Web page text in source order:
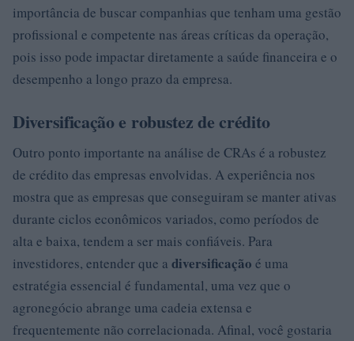
importância de buscar companhias que tenham uma gestão
profissional e competente nas áreas críticas da operação,
pois isso pode impactar diretamente a saúde financeira e o
desempenho a longo prazo da empresa.
Diversificação e robustez de crédito
Outro ponto importante na análise de CRAs é a robustez
de crédito das empresas envolvidas. A experiência nos
mostra que as empresas que conseguiram se manter ativas
durante ciclos econômicos variados, como períodos de
alta e baixa, tendem a ser mais confiáveis. Para
investidores, entender que a diversificação é uma
estratégia essencial é fundamental, uma vez que o
agronegócio abrange uma cadeia extensa e
frequentemente não correlacionada. Afinal, você gostaria